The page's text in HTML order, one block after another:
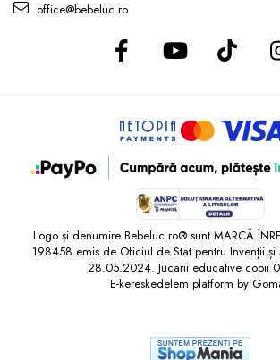
office@bebeluc.ro
Logo și denumire Bebeluc.ro® sunt MARCĂ
198458 emis de Oficiul de Stat pentru Invenții
28.05.2024. Jucarii educative copii
E-kereskedelem platform by